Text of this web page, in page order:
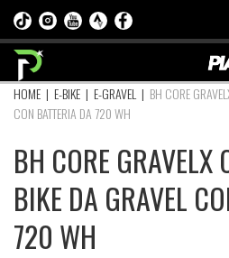
HOME | E-BIKE | E-GRAVEL | BH CORE
CON BATTERIA DA 720 WH
BH CORE GRAVELX
BIKE DA GRAVEL
720 WH